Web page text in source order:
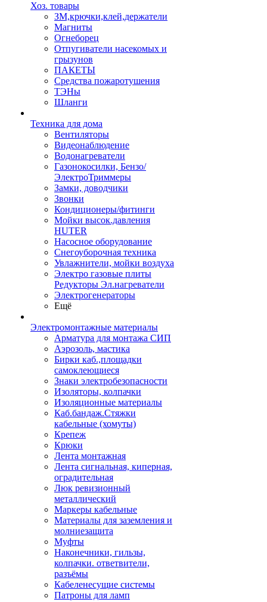
Хоз. товары
ЗМ,крючки,клей,держатели
Магниты
Огнеборец
Отпугиватели насекомых и
грызунов
ПАКЕТЫ
Средства пожаротушения
ТЭНы
Шланги
Техника для дома
Вентиляторы
Видеонаблюдение
Водонагреватели
Газонокосилки, Бензо/
ЭлектроТриммеры
Замки, доводчики
Звонки
Кондиционеры/фитинги
Мойки высок.давления
HUTER
Насосное оборудование
Снегоуборочная техника
Увлажнители, мойки воздуха
Электро газовые плиты
Редукторы Эл.нагреватели
Электрогенераторы
Ещё
Электромонтажные материалы
Арматура для монтажа СИП
Аэрозоль, мастика
Бирки каб.,площадки
самоклеющиеся
Знаки электробезопасности
Изоляторы, колпачки
Изоляционные материалы
Каб.бандаж.Стяжки
кабельные (хомуты)
Крепеж
Крюки
Лента монтажная
Лента сигнальная, киперная,
оградительная
Люк ревизионный
металлический
Маркеры кабельные
Материалы для заземления и
молниезащита
Муфты
Наконечники, гильзы,
колпачки. ответвители,
разъёмы
Кабеленесущие системы
Патроны для ламп